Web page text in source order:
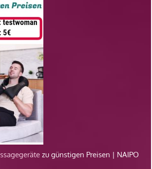
zu günstigen Preisen | NAIPO